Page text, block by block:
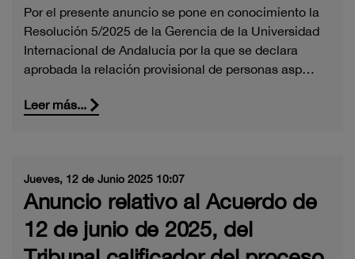
Por el presente anuncio se pone en conocimiento la
Resolución 5/2025 de la Gerencia de la Universidad
Internacional de Andalucía por la que se declara
aprobada la relación provisional de personas asp…
Leer más...
Jueves, 12 de Junio 2025 10:07
Anuncio relativo al Acuerdo de
12 de junio de 2025, del